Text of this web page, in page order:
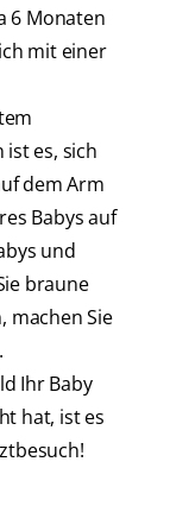
6 Monaten
mit einer
es, sich
dem Arm
Babys auf
und
braune
machen Sie
Ihr Baby
hat, ist es